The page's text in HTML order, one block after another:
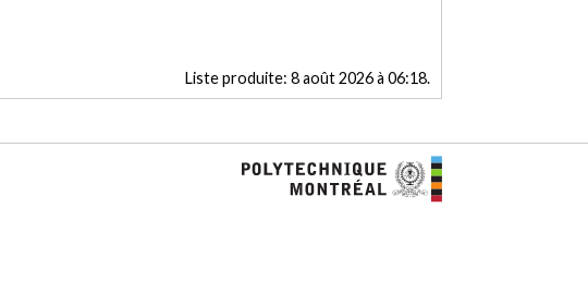
Liste produite: 8 août 2026 à 06:18.